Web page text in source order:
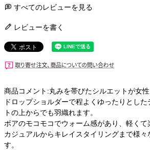
すべてのレビューを見る
レビューを書く
商品コメント:丸みを帯びたシルエットが女性
ドロップショルダーで程よくゆったりとし
トの上からでも羽織れます。
ボアのモコモコでウォーム感があり、軽くて
カジュアルからキレイスタイリングまで様々
す。